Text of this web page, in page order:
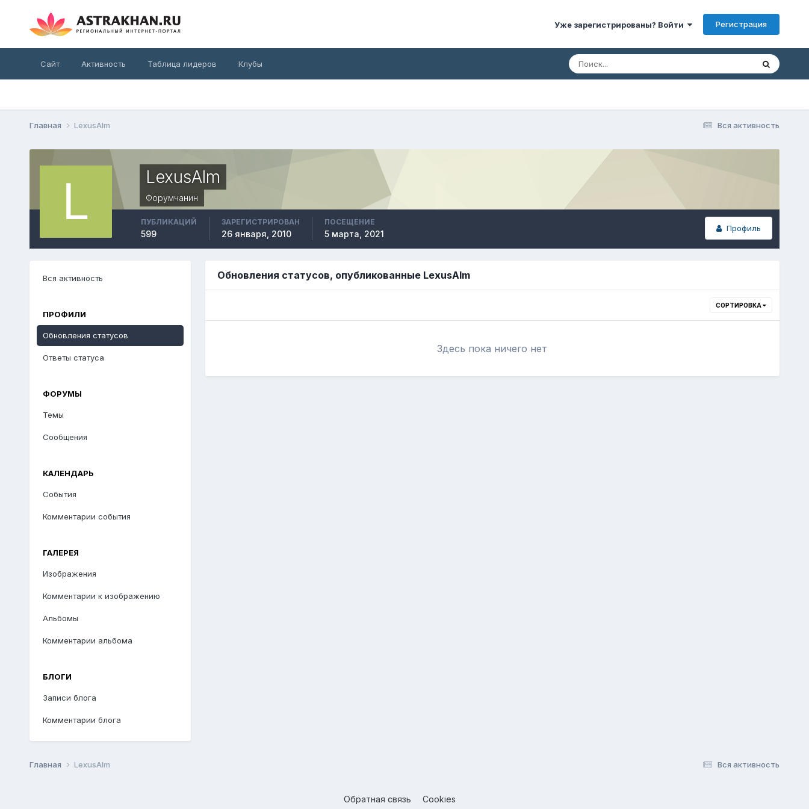
Уже зарегистрированы? Войти Регистрация
Сайт Активность Таблица лидеров Клубы
Вся активность
Главная LexusAlm
LexusAlm
Форумчанин
Профиль
ПУБЛИКАЦИЙ
599
ЗАРЕГИСТРИРОВАН
26 января, 2010
ПОСЕЩЕНИЕ
5 марта, 2021
Вся активность
ПРОФИЛИ
Обновления статусов
Ответы статуса
ФОРУМЫ
Темы
Сообщения
КАЛЕНДАРЬ
События
Комментарии события
ГАЛЕРЕЯ
Изображения
Комментарии к изображению
Альбомы
Комментарии альбома
БЛОГИ
Записи блога
Комментарии блога
Обновления статусов, опубликованные LexusAlm
СОРТИРОВКА
Здесь пока ничего нет
Вся активность
Главная LexusAlm
Обратная связь Cookies